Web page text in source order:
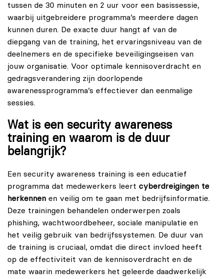
tussen de 30 minuten en 2 uur voor een basissessie,
waarbij uitgebreidere programma’s meerdere dagen
kunnen duren. De exacte duur hangt af van de
diepgang van de training, het ervaringsniveau van de
deelnemers en de specifieke beveiligingseisen van
jouw organisatie. Voor optimale kennisoverdracht en
gedragsverandering zijn doorlopende
awarenessprogramma’s effectiever dan eenmalige
sessies.
Wat is een security awareness
training en waarom is de duur
belangrijk?
Een security awareness training is een educatief
programma dat medewerkers leert cyberdreigingen te
herkennen en veilig om te gaan met bedrijfsinformatie.
Deze trainingen behandelen onderwerpen zoals
phishing, wachtwoordbeheer, sociale manipulatie en
het veilig gebruik van bedrijfssystemen. De duur van
de training is cruciaal, omdat die direct invloed heeft
op de effectiviteit van de kennisoverdracht en de
mate waarin medewerkers het geleerde daadwerkelijk